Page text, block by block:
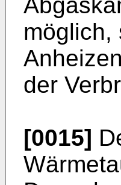
möglich,
der
[0015]